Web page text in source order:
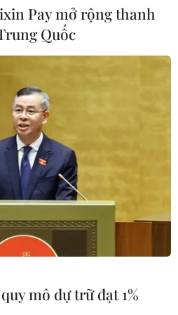
XÃ VIỆT NAM
DUẨN
THỊ TÁM, KHÚC THANH
Quy định sử dụng
Hỗ trợ
TTXVN
Quảng cáo
do Bộ Thông tin và Truyền thông
Pay mở rộng thanh
Quốc
mô dự trữ đạt 1%